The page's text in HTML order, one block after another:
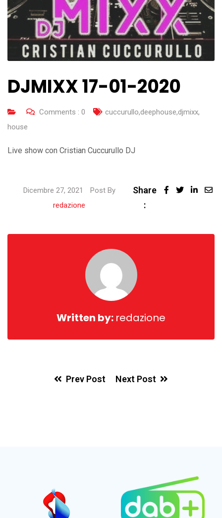
DJMIXX 17-01-2020
Comments : 0 cuccurullo,deephouse,djmixx,
house
Live show con Cristian Cuccurullo DJ
Dicembre 27, 2021
Post By
redazione
Share
:
Email
Written by: redazione
Prev Post Next Post